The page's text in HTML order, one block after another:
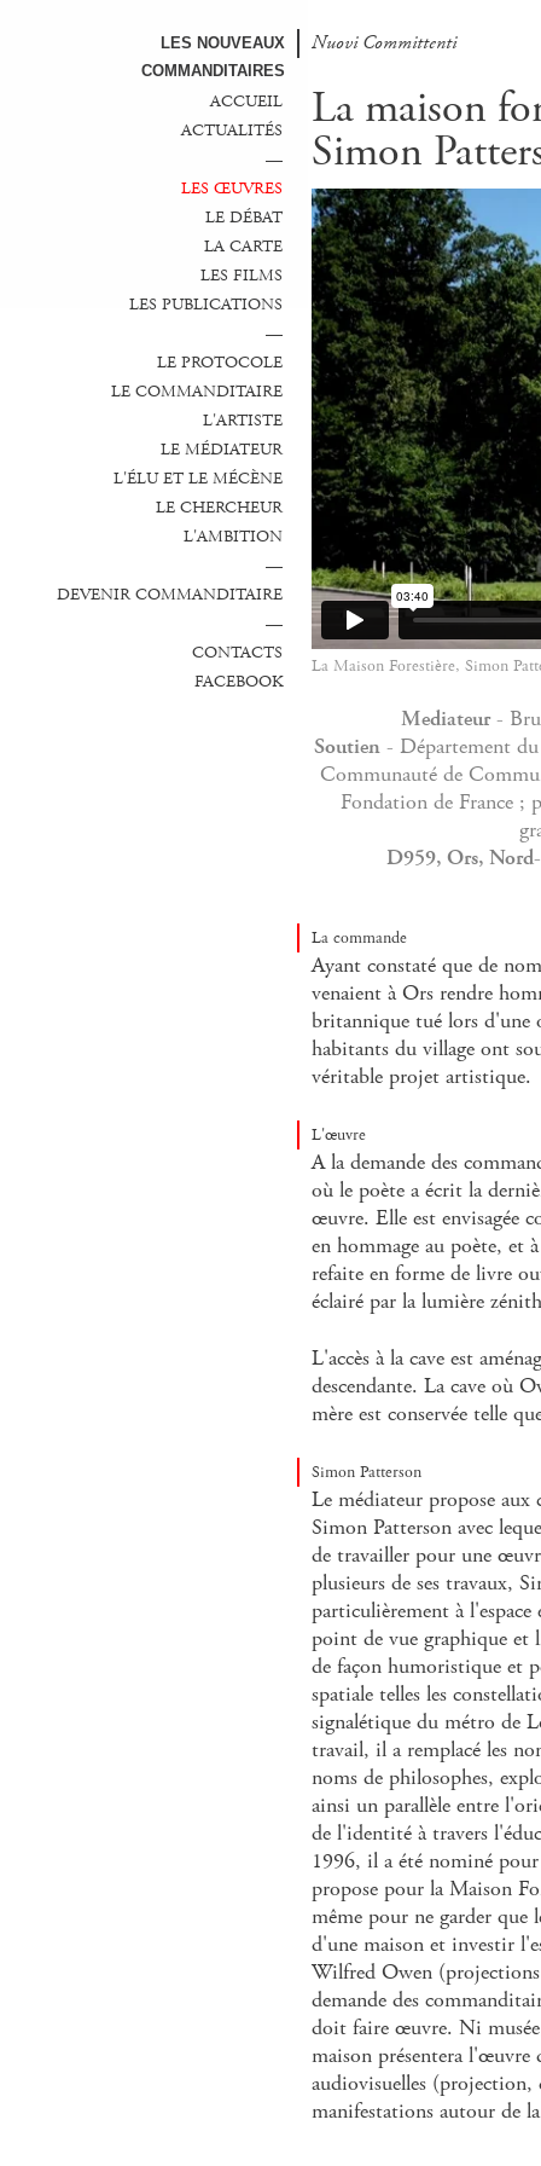
LES NOUVEAUX
COMMANDITAIRES
Nuovi Committenti
ACCUEIL
ACTUALITÉS
—
LES ŒUVRES
LE DÉBAT
LA CARTE
LES FILMS
LES PUBLICATIONS
—
LE PROTOCOLE
LE COMMANDITAIRE
L'ARTISTE
LE MÉDIATEUR
L'ÉLU ET LE MÉCÈNE
LE CHERCHEUR
L'AMBITION
—
DEVENIR COMMANDITAIRE
—
CONTACTS
FACEBOOK
La maison
Simon
La Maison Forestière, Simon
Mediateur-
Soutien- Département du
Communauté de
Fondation de France ;
D959, Ors, Nord-
La commande
Ayant constaté que de
venaient à Ors rendre
britannique tué lors d'une
habitants du village ont
véritable projet artistique.
L'œuvre
A la demande des
où le poète a écrit la
œuvre. Elle est envisagée
en hommage au poète, et
refaite en forme de livre
éclairé par la lumière
L'accès à la cave est
descendante. La cave où
mère est conservée telle
Simon Patterson
Le médiateur propose aux
Simon Patterson avec
de travailler pour une
plusieurs de ses travaux,
particulièrement à
point de vue graphique et
de façon humoristique et
spatiale telles les
signalétique du métro de
travail, il a remplacé les
noms de philosophes,
ainsi un parallèle entre
de l'identité à travers
1996, il a été nominé
propose pour la Maison
même pour ne garder que
d'une maison et investir
Wilfred Owen
demande des
doit faire œuvre. Ni
maison présentera l'œuvre
audiovisuelles
manifestations autour de